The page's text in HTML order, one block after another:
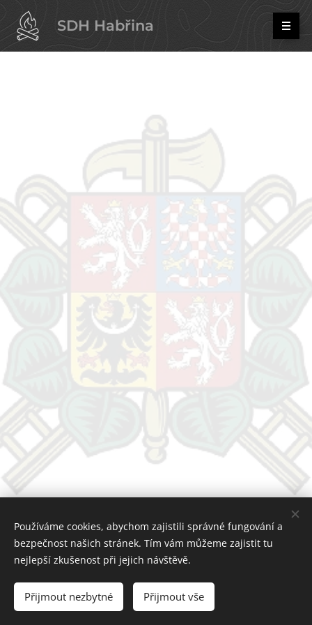
SDH Habřina
© 2024 SDH Habřina 503 03
Vytvořeno službou Webnode
Používáme cookies, abychom zajistili správné fungování a
bezpečnost našich stránek. Tím vám můžeme zajistit tu
nejlepší zkušenost při jejich návštěvě.
Přijmout nezbytné Přijmout vše